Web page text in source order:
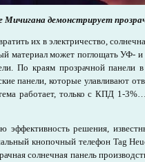
демонстрирует
их в электричество,
материал может поглощать УФ- и
По краям прозрачной панели в
панели, которые улавливают
работает, только с КПД 1-
эффективность решения,
кнопочный телефон Tag
солнечная панель